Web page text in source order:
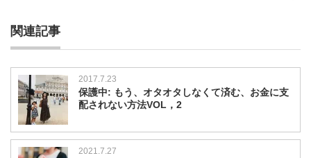
関連記事
2017.7.23
保護中: もう、オタオタしなくて済む、お金に支
配されない方法VOL，2
2021.7.27